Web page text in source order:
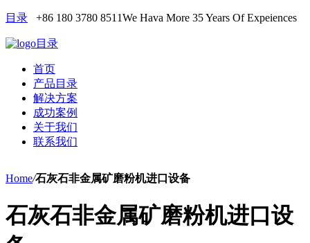
目录 +86 180 3780 8511We Hava More 35 Years Of Expeiences
目录
首页
产品目录
解决方案
成功案例
关于我们
联系我们
Home/石灰石非金属矿磨粉机进口设备
石灰石非金属矿磨粉机进口设